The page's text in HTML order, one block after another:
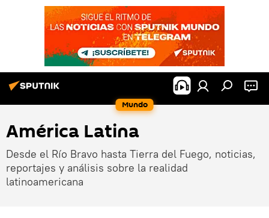
Mundo
América Latina
Desde el Río Bravo hasta Tierra del Fuego, noticias,
reportajes y análisis sobre la realidad
latinoamericana